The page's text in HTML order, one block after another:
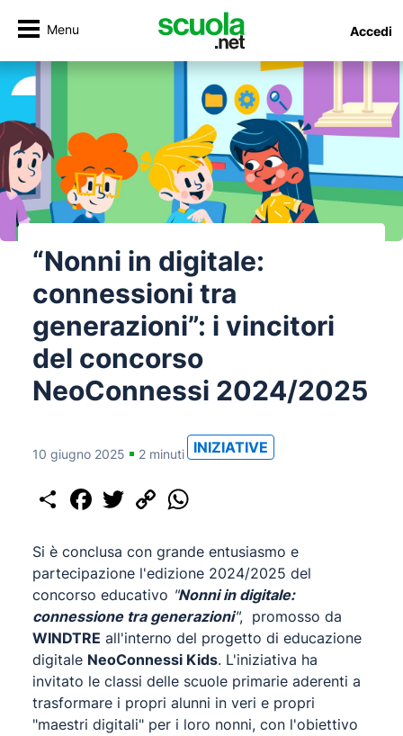
Menu Accedi
“Nonni in digitale:
connessioni tra
generazioni”: i vincitori
del concorso
NeoConnessi 2024/2025
10 giugno 2025 2 minuti INIZIATIVE
Share Facebook
Twitter Copy
Link
Si è conclusa con grande entusiasmo e
partecipazione l'edizione 2024/2025 del
concorso educativo "Nonni in digitale:
connessione tra generazioni", promosso da
WINDTRE all'interno del progetto di educazione
digitale NeoConnessi Kids. L'iniziativa ha
invitato le classi delle scuole primarie aderenti a
trasformare i propri alunni in veri e propri
"maestri digitali" per i loro nonni, con l'obiettivo